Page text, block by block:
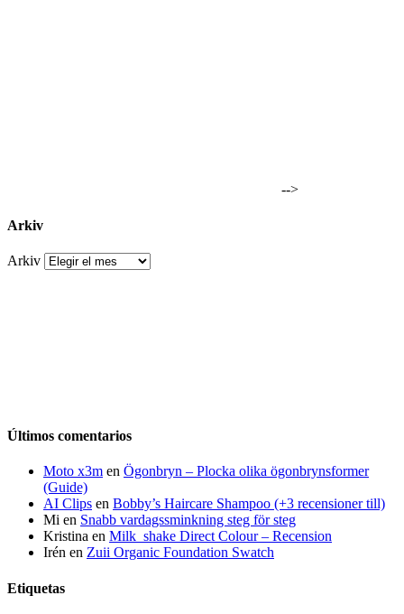
-->
Arkiv
Arkiv
Últimos comentarios
Moto x3m en Ögonbryn – Plocka olika ögonbrynsformer
(Guide)
AI Clips en Bobby’s Haircare Shampoo (+3 recensioner till)
Mi en Snabb vardagssminkning steg för steg
Kristina en Milk_shake Direct Colour – Recension
Irén en Zuii Organic Foundation Swatch
Etiquetas